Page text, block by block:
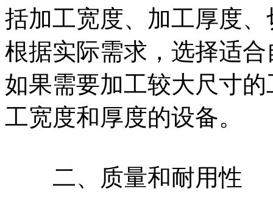
括加工宽度、加工厚度
根据实际需求，选择适
如果需要加工较大尺寸
工宽度和厚度的设备。
二、质量和耐用性